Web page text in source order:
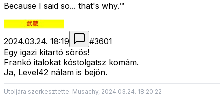
Because I said so... that's why.™
2024.03.24. 18:19 #3601
Egy igazi kitartó sörös!
Frankó italokat kóstolgatsz komám.
Ja, Level42 nálam is bejön.
Utoljára szerkesztette: Musachy, 2024.03.24. 18:20:22